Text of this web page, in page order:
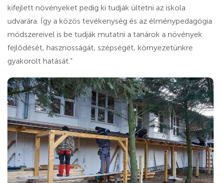
kifejlett növényeket pedig ki tudják ültetni az iskola
udvarára. Így a közös tevékenység és az élménypedagógia
módszereivel is be tudják mutatni a tanárok a növények
fejlődését, hasznosságát, szépségét, környezetünkre
gyakorolt hatását.”